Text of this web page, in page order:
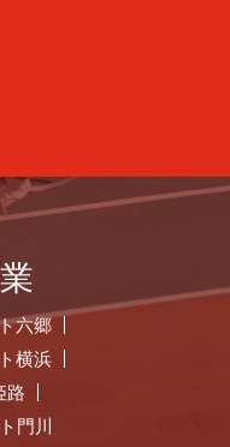
六郷
横浜
路
門川